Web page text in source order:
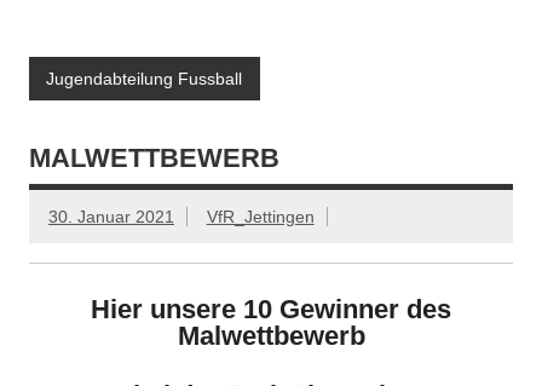
Jugendabteilung Fussball
MALWETTBEWERB
30. Januar 2021 VfR_Jettingen
Hier unsere 10 Gewinner des
Malwettbewerb